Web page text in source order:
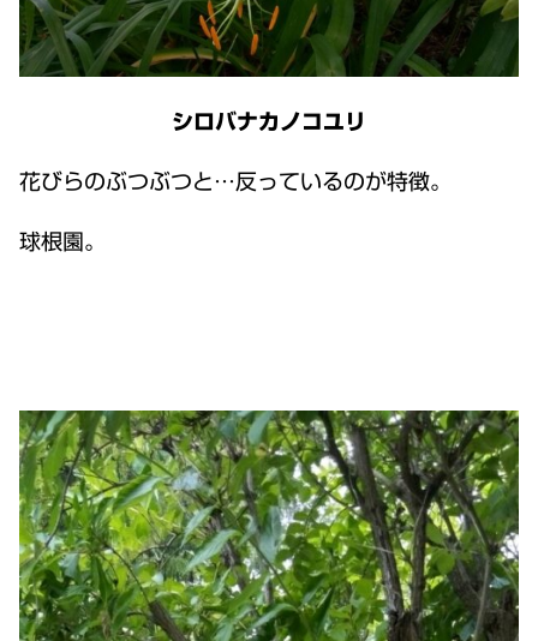
シロバナカノコユリ
花びらのぶつぶつと…反っているのが特徴。
球根園。